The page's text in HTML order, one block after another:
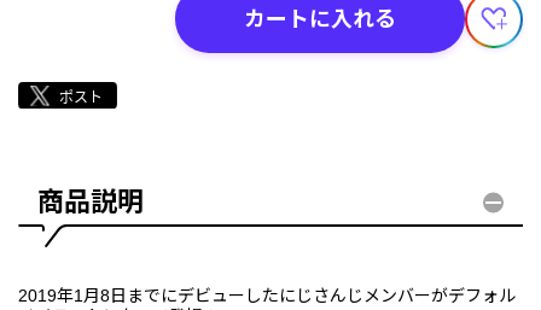
カートに入れる
商品説明
2019年1月8日までにデビューしたにじさんじメンバーがデフォル